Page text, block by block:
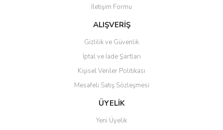
Ürün bilgilerinde hatalar bulunuyor.
Ürün fiyatı diğer sitelerden daha pahalı.
Gönder
İletişim Formu
ALIŞVERİŞ
Gizlilik ve Güvenlik
İptal ve İade Şartları
Kişisel Veriler Politikası
Mesafeli Satış Sözleşmesi
ÜYELİK
Yeni Üyelik